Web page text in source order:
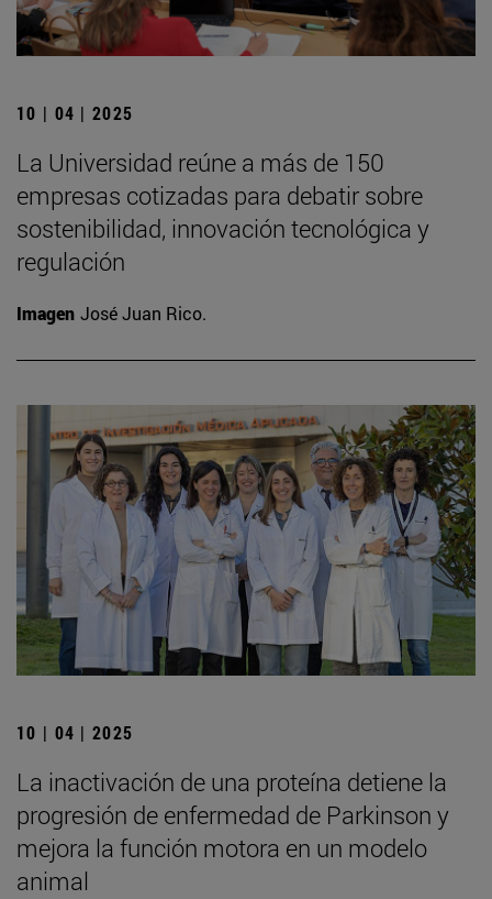
10 | 04 | 2025
La Universidad reúne a más de 150
empresas cotizadas para debatir sobre
sostenibilidad, innovación tecnológica y
regulación
Imagen José Juan Rico.
10 | 04 | 2025
La inactivación de una proteína detiene la
progresión de enfermedad de Parkinson y
mejora la función motora en un modelo
animal